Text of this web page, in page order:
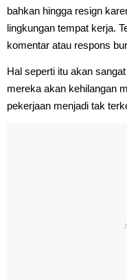
bahkan hingga resign
lingkungan tempat kerja.
komentar atau respons
Hal seperti itu akan
mereka akan kehilangan
pekerjaan menjadi tak